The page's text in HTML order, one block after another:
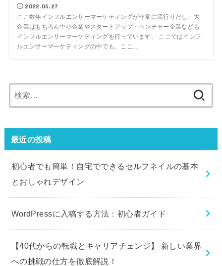
2022.05.27
ここ数年インフルエンサーマーケティングが非常に流行りだし、大
企業はもちろん中小企業やスタートアップ・ベンチャー企業なども
インフルエンサーマーケティングを行っています。 ここではインフ
ルエンサーマーケティングの中でも、ここ...
最近の投稿
初心者でも簡単！自宅でできるセルフネイルの基本
とおしゃれデザイン
WordPressに入稿する方法：初心者ガイド
【40代からの転職とキャリアチェンジ】 新しい業界
への挑戦の仕方を徹底解説！